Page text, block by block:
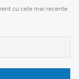
cu cele mai recente